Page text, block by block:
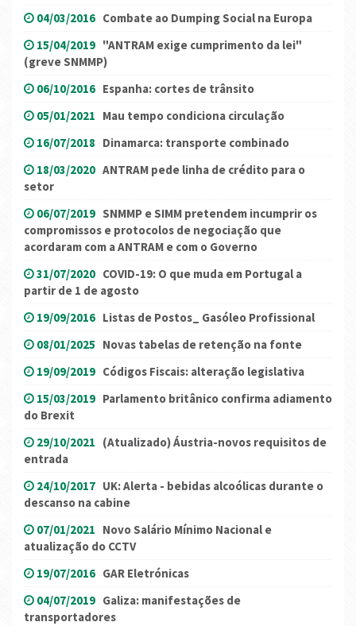
04/03/2016 Combate ao Dumping Social na Europa
15/04/2019 "ANTRAM exige cumprimento da lei"
(greve SNMMP)
06/10/2016 Espanha: cortes de trânsito
05/01/2021 Mau tempo condiciona circulação
16/07/2018 Dinamarca: transporte combinado
18/03/2020 ANTRAM pede linha de crédito para o
setor
06/07/2019 SNMMP e SIMM pretendem incumprir os
compromissos e protocolos de negociação que
acordaram com a ANTRAM e com o Governo
31/07/2020 COVID-19: O que muda em Portugal a
partir de 1 de agosto
19/09/2016 Listas de Postos_ Gasóleo Profissional
08/01/2025 Novas tabelas de retenção na fonte
19/09/2019 Códigos Fiscais: alteração legislativa
15/03/2019 Parlamento britânico confirma adiamento
do Brexit
29/10/2021 (Atualizado) Áustria-novos requisitos de
entrada
24/10/2017 UK: Alerta - bebidas alcoólicas durante o
descanso na cabine
07/01/2021 Novo Salário Mínimo Nacional e
atualização do CCTV
19/07/2016 GAR Eletrónicas
04/07/2019 Galiza: manifestações de
transportadores